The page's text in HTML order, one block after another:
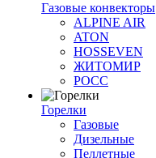
Газовые конвекторы
ALPINE AIR
ATON
HOSSEVEN
ЖИТОМИР
РОСС
Горелки
Газовые
Дизельные
Пеллетные